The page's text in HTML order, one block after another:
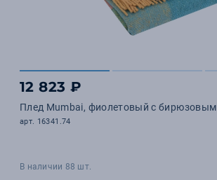
12 823 ₽
Плед Mumbai, фиолетовый с бирюзовым
арт. 16341.74
В наличии 88 шт.